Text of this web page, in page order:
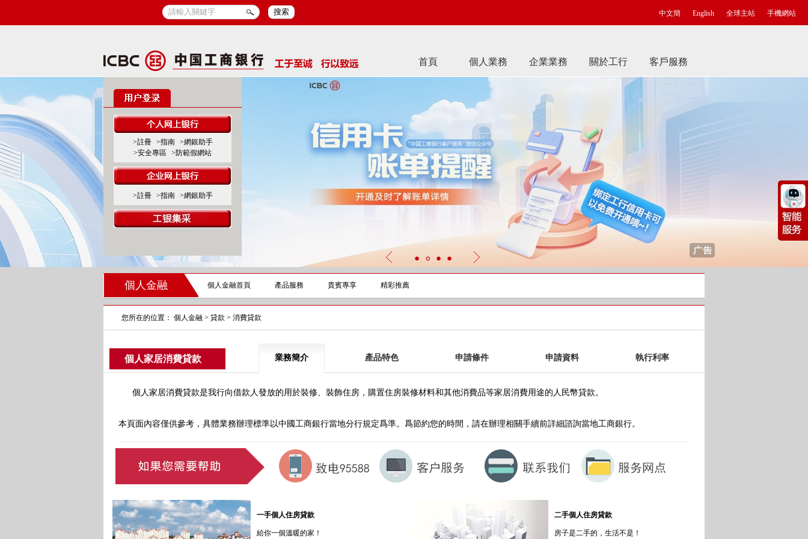
搜索 中文簡 English 全球主站 手機網站
首頁 個人業務 企業業務 關於工行 客戶服務
>註冊 >指南
>網銀助手
>安全專區
>防範假網站
>註冊 >指南 >網銀助手
個人金融 個人金融首頁 產品服務 貴賓專享 精彩推薦
您所在的位置： 個人金融 > 貸款 > 消費貸款
個人家居消費貸款 業務簡介 產品特色 申請條件 申請資料 執行利率
個人家居消費貸款是我行向借款人發放的用於裝修、裝飾住房，購置住房裝修材料和其他消費品等家居消費用途的人民幣貸款。
本頁面內容僅供參考，具體業務辦理標準以中國工商銀行當地分行規定爲準。爲節約您的時間，請在辦理相關手續前詳細諮詢當地工商銀行。
一手個人住房貸款
給你一個溫暖的家！
二手個人住房貸款
房子是二手的，生活不是！